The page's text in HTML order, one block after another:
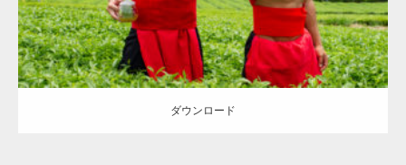
ダウンロード
TOKYO FMラジオ番組「ONE MORNING」
で紹介さ…